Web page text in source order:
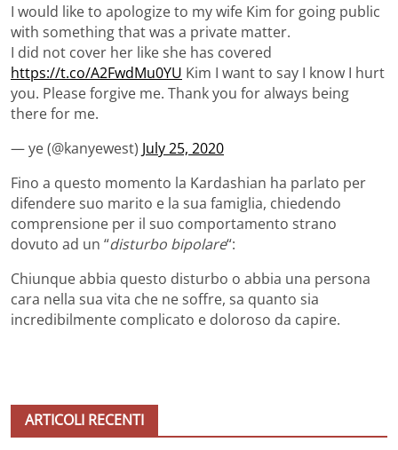
I would like to apologize to my wife Kim for going public
with something that was a private matter.
I did not cover her like she has covered
https://t.co/A2FwdMu0YU Kim I want to say I know I hurt
you. Please forgive me. Thank you for always being
there for me.
— ye (@kanyewest) July 25, 2020
Fino a questo momento la Kardashian ha parlato per
difendere suo marito e la sua famiglia, chiedendo
comprensione per il suo comportamento strano
dovuto ad un “disturbo bipolare“:
Chiunque abbia questo disturbo o abbia una persona
cara nella sua vita che ne soffre, sa quanto sia
incredibilmente complicato e doloroso da capire.
ARTICOLI RECENTI